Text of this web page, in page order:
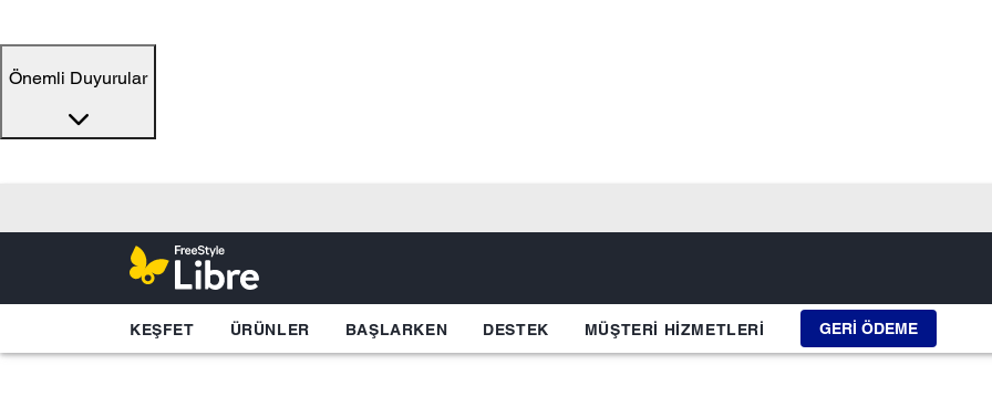
Önemli Duyurular
KEŞFET ÜRÜNLER BAŞLARKEN DESTEK MÜŞTERI HIZMETLERI GERI ÖDEME